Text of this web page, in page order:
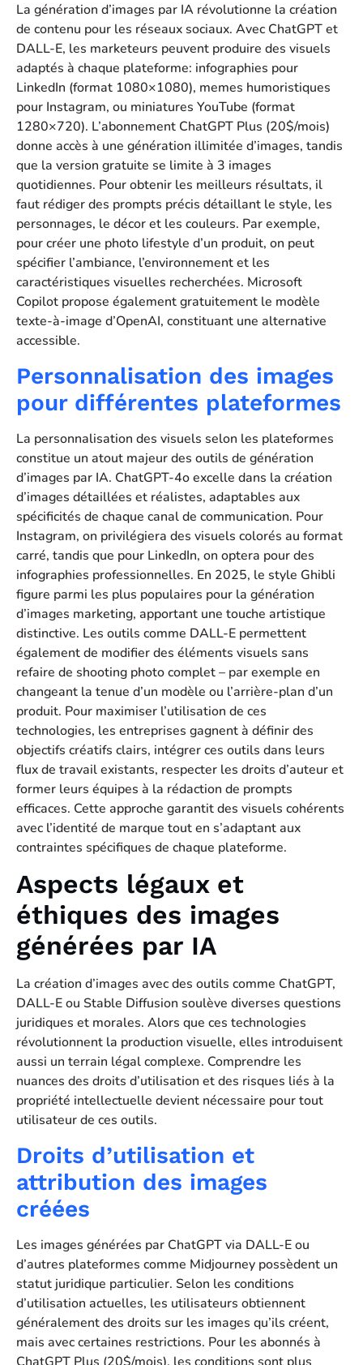
La génération d’images par IA révolutionne la création
de contenu pour les réseaux sociaux. Avec ChatGPT et
DALL-E, les marketeurs peuvent produire des visuels
adaptés à chaque plateforme: infographies pour
LinkedIn (format 1080×1080), memes humoristiques
pour Instagram, ou miniatures YouTube (format
1280×720). L’abonnement ChatGPT Plus (20$/mois)
donne accès à une génération illimitée d’images, tandis
que la version gratuite se limite à 3 images
quotidiennes. Pour obtenir les meilleurs résultats, il
faut rédiger des prompts précis détaillant le style, les
personnages, le décor et les couleurs. Par exemple,
pour créer une photo lifestyle d’un produit, on peut
spécifier l’ambiance, l’environnement et les
caractéristiques visuelles recherchées. Microsoft
Copilot propose également gratuitement le modèle
texte-à-image d’OpenAI, constituant une alternative
accessible.
Personnalisation des images
pour différentes plateformes
La personnalisation des visuels selon les plateformes
constitue un atout majeur des outils de génération
d’images par IA. ChatGPT-4o excelle dans la création
d’images détaillées et réalistes, adaptables aux
spécificités de chaque canal de communication. Pour
Instagram, on privilégiera des visuels colorés au format
carré, tandis que pour LinkedIn, on optera pour des
infographies professionnelles. En 2025, le style Ghibli
figure parmi les plus populaires pour la génération
d’images marketing, apportant une touche artistique
distinctive. Les outils comme DALL-E permettent
également de modifier des éléments visuels sans
refaire de shooting photo complet – par exemple en
changeant la tenue d’un modèle ou l’arrière-plan d’un
produit. Pour maximiser l’utilisation de ces
technologies, les entreprises gagnent à définir des
objectifs créatifs clairs, intégrer ces outils dans leurs
flux de travail existants, respecter les droits d’auteur et
former leurs équipes à la rédaction de prompts
efficaces. Cette approche garantit des visuels cohérents
avec l’identité de marque tout en s’adaptant aux
contraintes spécifiques de chaque plateforme.
Aspects légaux et
éthiques des images
générées par IA
La création d’images avec des outils comme ChatGPT,
DALL-E ou Stable Diffusion soulève diverses questions
juridiques et morales. Alors que ces technologies
révolutionnent la production visuelle, elles introduisent
aussi un terrain légal complexe. Comprendre les
nuances des droits d’utilisation et des risques liés à la
propriété intellectuelle devient nécessaire pour tout
utilisateur de ces outils.
Droits d’utilisation et
attribution des images
créées
Les images générées par ChatGPT via DALL-E ou
d’autres plateformes comme Midjourney possèdent un
statut juridique particulier. Selon les conditions
d’utilisation actuelles, les utilisateurs obtiennent
généralement des droits sur les images qu’ils créent,
mais avec certaines restrictions. Pour les abonnés à
ChatGPT Plus (20$/mois), les conditions sont plus